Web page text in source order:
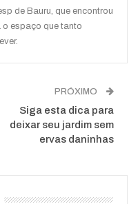
de Bauru, que encontrou
espaço que tanto
PRÓXIMO
Siga esta dica para
deixar seu jardim sem
ervas daninhas